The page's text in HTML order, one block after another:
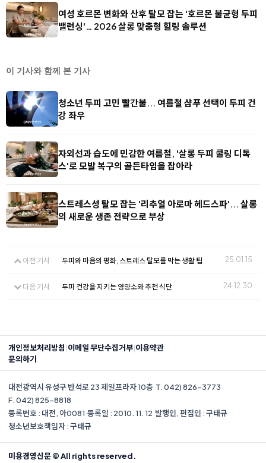
여성 호르몬 변화와 산후 탈모 잡는 '호르몬 불균형 두피
밸런싱'… 2026 살롱 맞춤형 힐링 솔루션
이 기사와 함께 본 기사
청소년 두피 고민 빨간불... 여름철 샴푸 선택이 두피 건
강 좌우
자외선과 습도에 민감한 여름철, '살롱 두피 쿨링 디톡
스'로 모발 복구의 골든타임을 잡아라
스트레스성 탈모 잡는 '리추얼 아로마 헤드스파'... 살롱
의 새로운 생존 전략으로 부상
이전 기사 두피와 마음의 평화, 스트레스 탈모를 막는 생활 팁 25.01.15
다음 기사 두피 건강을 지키는 영양소와 추천 식단 24.12.30
개인정보처리방침 |이메일 무단수집거부|이용약관
문의하기
대전광역시 유성구 반석로 23 제일프라자 10층·T. 042) 826-3773·
F. 042) 825-8818
등록번호 : 대전, 아0081·등록일 : 2010. 11. 12·발행인, 편집인 : 구태규·
청소년보호책임자 : 구태규
미용경영신문 © All rights reserved.